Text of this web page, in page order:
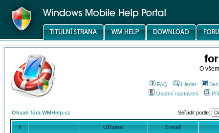
O
FAQ Hledat
Osobní nastavení
Obsah fóra WMHelp.cz Seřadit podle:
# Uživatel E-mail